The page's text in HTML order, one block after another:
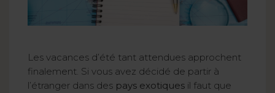
Les vacances d’été tant attendues approchent
finalement. Si vous avez décidé de partir à
l’étranger dans des pays exotiques il faut que